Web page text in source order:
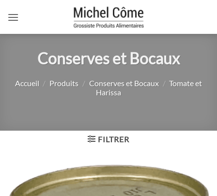
Conserves et Bocaux
Accueil / Produits / Conserves et Bocaux / Tomate et
Harissa
FILTRER